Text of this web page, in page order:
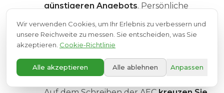
günstigeren Angebots. Persönliche
Vorlieben, die Mehrkosten verursachen,
gehen zu Ihren Lasten.
5 Wählen Sie Ihren Installateur
Wir verwenden Cookies, um Ihr Erlebnis zu verbessern und
unsere Reichweite zu messen. Sie entscheiden, was Sie
akzeptieren. Cookie-Richtlinie
Alle akzeptieren Alle ablehnen Anpassen